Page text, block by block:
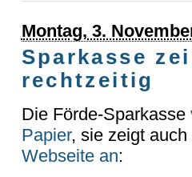
Montag, 3.
Sparkasse
rechtzeitig
Die Förde-Sparkasse
Papier, sie zeigt
Webseite an: